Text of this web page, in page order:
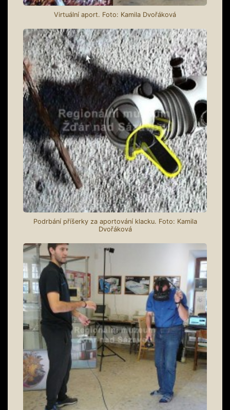
Virtuální aport. Foto: Kamila Dvořáková
Podrbání příšerky za aportování klacku. Foto: Kamila
Dvořáková